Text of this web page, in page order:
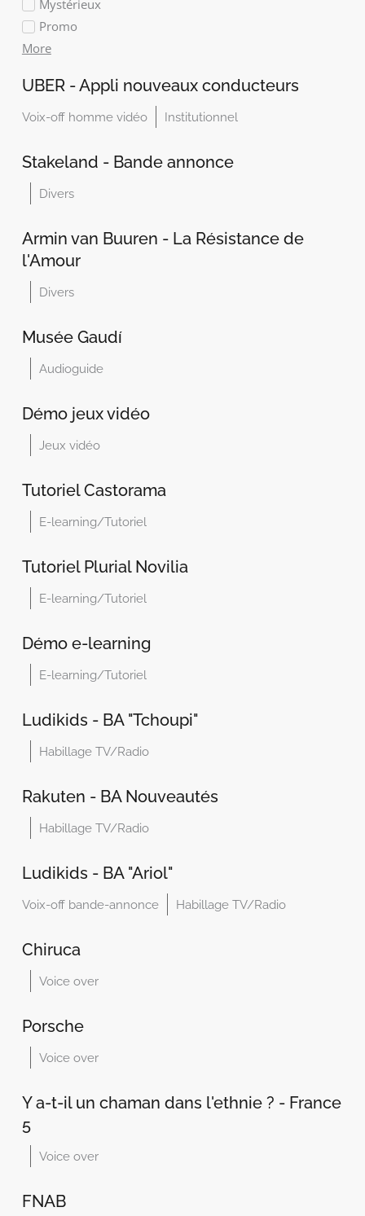
Mystérieux
Promo
More
UBER - Appli nouveaux conducteurs
Voix-off homme vidéo Institutionnel
Stakeland - Bande annonce
Divers
Armin van Buuren - La Résistance de
l'Amour
Divers
Musée Gaudí
Audioguide
Démo jeux vidéo
Jeux vidéo
Tutoriel Castorama
E-learning/Tutoriel
Tutoriel Plurial Novilia
E-learning/Tutoriel
Démo e-learning
E-learning/Tutoriel
Ludikids - BA "Tchoupi"
Habillage TV/Radio
Rakuten - BA Nouveautés
Habillage TV/Radio
Ludikids - BA "Ariol"
Voix-off bande-annonce Habillage TV/Radio
Chiruca
Voice over
Porsche
Voice over
Y a-t-il un chaman dans l'ethnie ? - France
5
Voice over
FNAB